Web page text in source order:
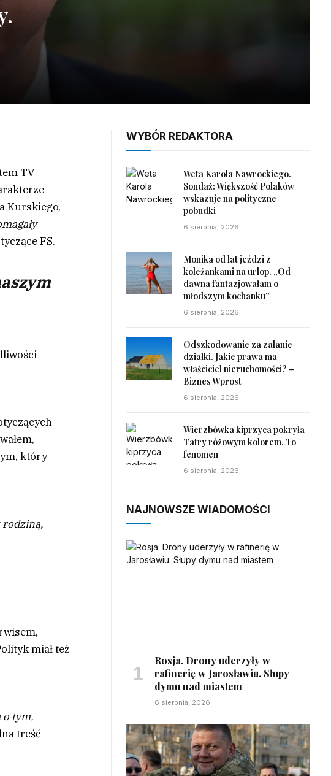
TV
Kurskiego,
FS.
który
rodziną,
miał też
o tym,
treść
WYBÓR REDAKTORA
Weta Karola Nawrockiego.
Sondaż: Większość Polaków
wskazuje na polityczne
pobudki
6 sierpnia, 2026
Monika od lat jeździ z
koleżankami na urlop. „Od
dawna fantazjowałam o
młodszym kochanku”
6 sierpnia, 2026
Odszkodowanie za zalanie
działki. Jakie prawa ma
właściciel nieruchomości? –
Biznes Wprost
6 sierpnia, 2026
Wierzbówka kiprzyca pokryła
Tatry różowym kolorem. To
fenomen
6 sierpnia, 2026
NAJNOWSZE WIADOMOŚCI
Rosja. Drony uderzyły w
rafinerię w Jarosławiu. Słupy
dymu nad miastem
6 sierpnia, 2026